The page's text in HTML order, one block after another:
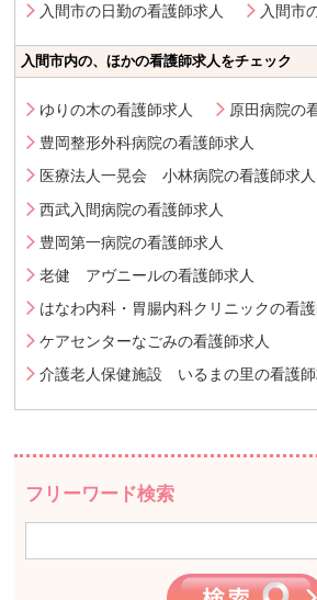
入間市の日勤の看護師求人 入間市
入間市内の、ほかの看護師求人をチェック
ゆりの木の看護師求人
原田病院の
豊岡整形外科病院の看護師求人
医療法人一晃会 小林病院の看護師求人
西武入間病院の看護師求人
豊岡第一病院の看護師求人
老健 アヴニールの看護師求人
はなわ内科・胃腸内科クリニックの看護
ケアセンターなごみの看護師求人
介護老人保健施設 いるまの里の看護師
フリーワード検索